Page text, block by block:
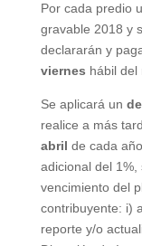
Por cada predio
gravable 2018 y
declararán y
viernes hábil del
Se aplicará un
realice a más
abril de cada
adicional del
vencimiento del
contribuyente: i)
reporte y/o